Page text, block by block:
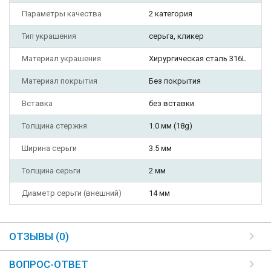
Параметры качества 2 категория
Тип украшения серьга, кликер
Материал украшения Хирургическая сталь 316L
Материал покрытия Без покрытия
Вставка без вставки
Толщина стержня 1.0 мм (18g)
Ширина серьги 3.5 мм
Толщина серьги 2 мм
Диаметр серьги (внешний) 14 мм
ОТЗЫВЫ (0)
ВОПРОС-ОТВЕТ